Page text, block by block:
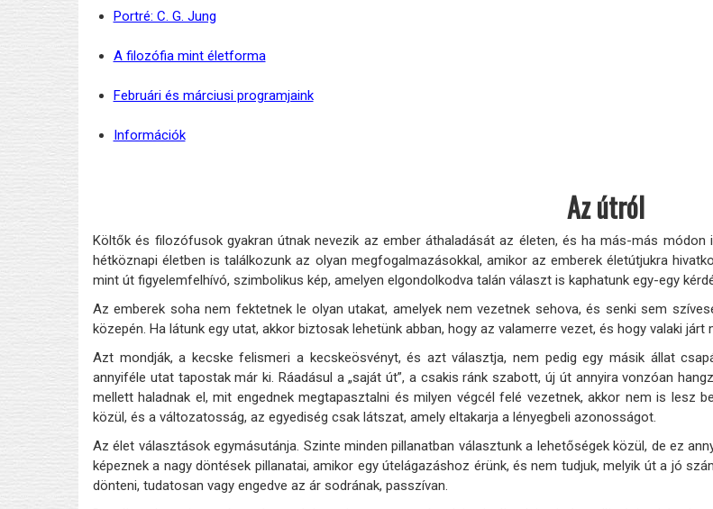
Portré: C. G. Jung
A filozófia mint életforma
Februári és márciusi programjaink
Információk
Az útról
Költők és filozófusok gyakran útnak nevezik az ember áthaladását az életen, és ha más-más
hétköznapi életben is találkozunk az olyan megfogalmazásokkal, amikor az emberek életútjukra
mint út figyelemfelhívó, szimbolikus kép, amelyen elgondolkodva talán választ is kaphatunk egy-egy
Az emberek soha nem fektetnek le olyan utakat, amelyek nem vezetnek sehova, és senki sem
közepén. Ha látunk egy utat, akkor biztosak lehetünk abban, hogy az valamerre vezet, és hogy valaki járt
Azt mondják, a kecske felismeri a kecskeösvényt, és azt választja, nem pedig egy másik állat
annyiféle utat tapostak már ki. Ráadásul a „saját út”, a csakis ránk szabott, új út annyira vonzóan
mellett haladnak el, mit engednek megtapasztalni és milyen végcél felé vezetnek, akkor nem is lesz
közül, és a változatosság, az egyediség csak látszat, amely eltakarja a lényegbeli azonosságot.
Az élet választások egymásutánja. Szinte minden pillanatban választunk a lehetőségek közül, de ez
képeznek a nagy döntések pillanatai, amikor egy útelágazáshoz érünk, és nem tudjuk, melyik út a jó
dönteni, tudatosan vagy engedve az ár sodrának, passzívan.